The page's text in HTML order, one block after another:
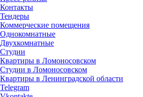
Контакты
Тендеры
Коммерческие помещения
Однокомнатные
Двухкомнатные
Студии
Квартиры в Ломоносовском
Студии в Ломоносовском
Квартиры в Ленинградской области
Telegram